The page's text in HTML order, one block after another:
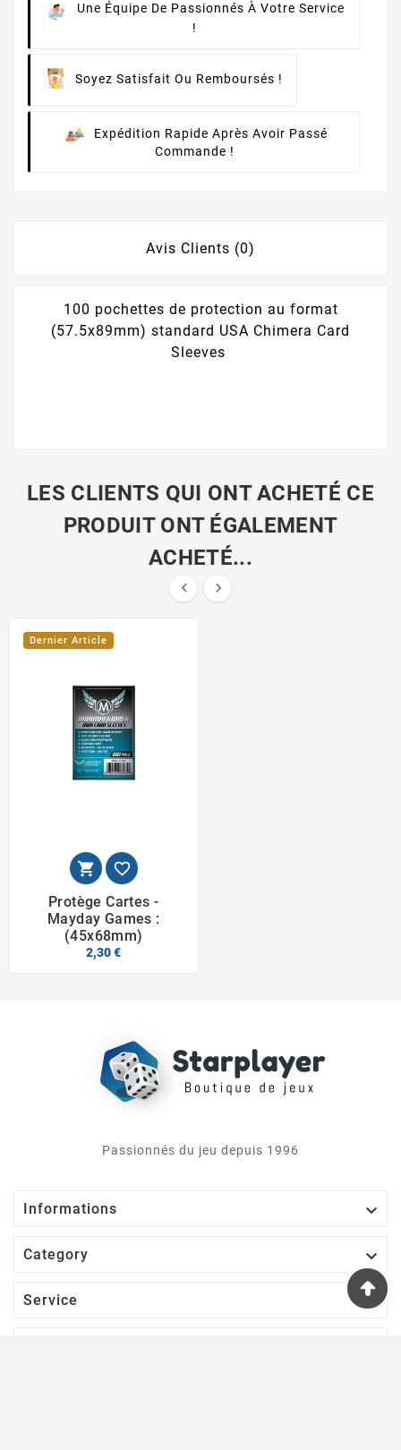
Une Équipe De Passionnés À Votre Service
!
Soyez Satisfait Ou Remboursés !
Expédition Rapide Après Avoir Passé
Commande !
Avis Clients (0)
100 pochettes de protection au format
(57.5x89mm) standard USA Chimera Card
Sleeves
LES CLIENTS QUI ONT ACHETÉ CE
PRODUIT ONT ÉGALEMENT
ACHETÉ...
 
Dernier Article
 
Protège Cartes -
Mayday Games :
(45x68mm)
2,30 €
Passionnés du jeu depuis 1996
Informations 
Category 
Service 